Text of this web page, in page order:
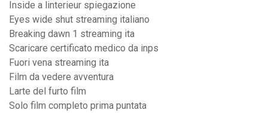
Inside a linterieur spiegazione
Eyes wide shut streaming italiano
Breaking dawn 1 streaming ita
Scaricare certificato medico da inps
Fuori vena streaming ita
Film da vedere avventura
Larte del furto film
Solo film completo prima puntata